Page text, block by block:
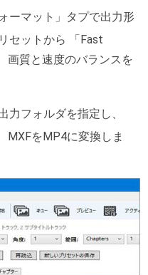
ーマット」タプで出力形
セットから 「Fast
画質と速度のバランスを
力フォルダを指定し、
MXFをMP4に変換しま